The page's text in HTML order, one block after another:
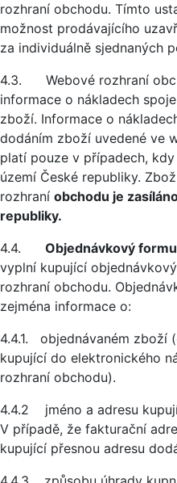
rozhraní obchodu. Tímto
možnost prodávajícího
za individuálně sjednaných
4.3. Webové rozhraní
informace o nákladech
zboží. Informace o
dodáním zboží uvedené ve
platí pouze v případech,
území České republiky.
rozhraní obchodu je
republiky.
4.4. Objednávkový
vyplní kupující
rozhraní obchodu.
zejména informace o:
4.4.1. objednávaném zboží
kupující do elektronického
rozhraní obchodu).
4.4.2 jméno a adresu
V případě, že fakturační
kupující přesnou adresu